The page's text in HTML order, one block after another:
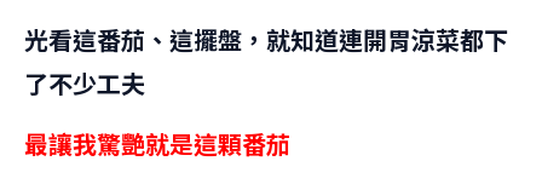
光看這番茄、這擺盤，就知道連開胃涼菜都下
了不少工夫
最讓我驚艷就是這顆番茄